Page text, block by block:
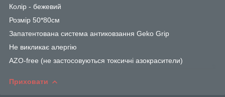
Колір - бежевий
Розмір 50*80см
Запатентована система антиковзання Geko Grip
Не викликає алергію
AZO-free (не застосовуються токсичні азокрасители)
Приховати